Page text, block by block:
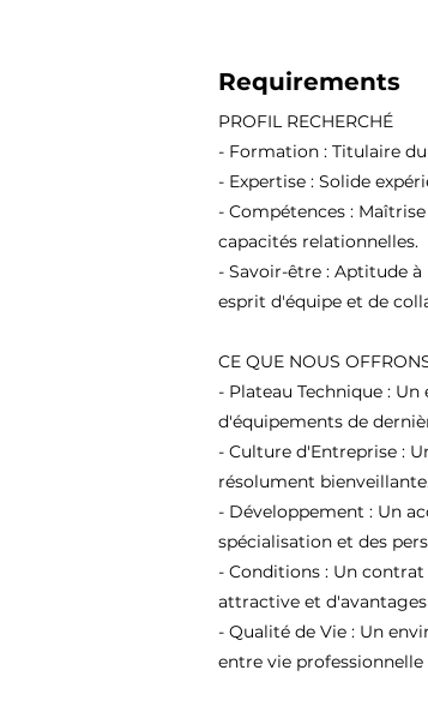
Requirements
PROFIL RECHERCHÉ
- Formation : Titulaire
- Expertise : Solide
- Compétences :
capacités relationnelles.
- Savoir-être : Aptitude
esprit d'équipe et de
CE QUE NOUS
- Plateau Technique :
d'équipements de
- Culture d'Entreprise :
résolument
- Développement : Un
spécialisation et des
- Conditions : Un
attractive et
- Qualité de Vie : Un
entre vie